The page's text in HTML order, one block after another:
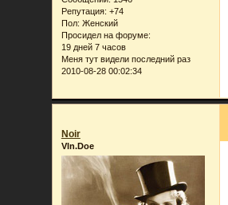
Репутация: +74
Пол: Женский
Просидел на форуме:
19 дней 7 часов
Меня тут видели последний раз
2010-08-28 00:02:34
Noir
Vln.Doe